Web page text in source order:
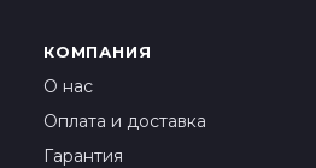
КОМПАНИЯ
О нас
Оплата и доставка
Гарантия